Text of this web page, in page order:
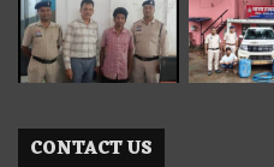
CONTACT US